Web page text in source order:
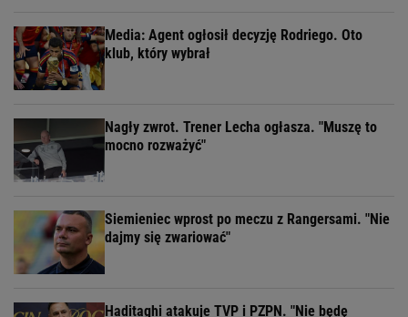
Media: Agent ogłosił decyzję Rodriego. Oto
klub, który wybrał
Nagły zwrot. Trener Lecha ogłasza. "Muszę to
mocno rozważyć"
Siemieniec wprost po meczu z Rangersami. "Nie
dajmy się zwariować"
Haditaghi atakuje TVP i PZPN. "Nie będę